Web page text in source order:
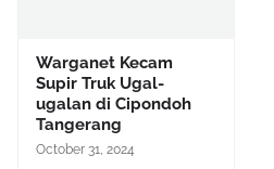
Warganet Kecam
Supir Truk Ugal-
ugalan di Cipondoh
Tangerang
October 31, 2024